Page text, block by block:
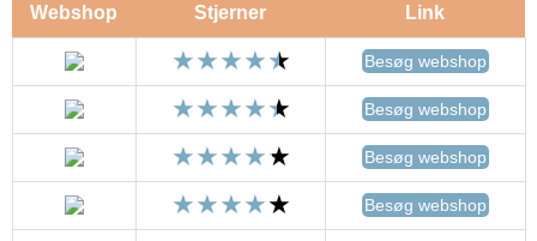
Webshop Stjerner Link
Besøg webshop
Besøg webshop
Besøg webshop
Besøg webshop